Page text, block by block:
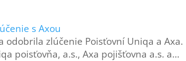
s Axou
odobrila zlúčenie Poisťovní Uniqa a Axa.
poisťovňa, a.s., Axa pojišťovna a.s. a…